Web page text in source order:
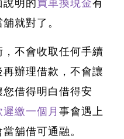
明的 買車換現金有
就對了。
不會收取任何手續
辦理借款，不會讓
借得明白借得安
繳一個月 事會遇上
舖借可通融。